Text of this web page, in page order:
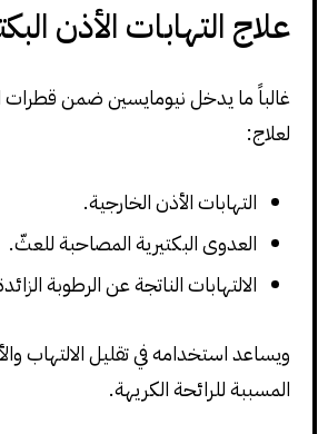
علاج التهابات الأذن
غالباً ما يدخل نيومايسين ضمن
لعلاج:
التهابات الأذن الخارجية.
العدوى البكتيرية المصاحبة للعثّ.
الالتهابات الناتجة عن الرطوبة
ويساعد استخدامه في تقليل الالتهاب
المسببة للرائحة الكريهة.